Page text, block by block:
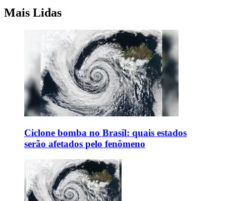
Mais Lidas
Ciclone bomba no Brasil: quais estados
serão afetados pelo fenômeno